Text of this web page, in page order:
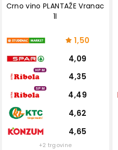
Crno vino PLANTAŽE Vranac
1l
1,50
4,09
HPM
4,35
SPM
4,49
4,62
4,65
+2 trgovine